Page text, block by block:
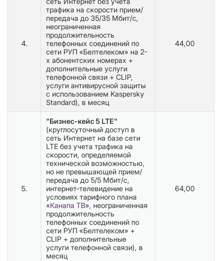
4.
трафика на скорости прием/
передача до 35/35 Мбит/с,
неограниченная
продолжительность
телефонных соединений по
сети РУП «Белтелеком» на 2-
х абонентских номерах +
дополнительные услуги
телефонной связи + CLIP,
услуги антивирусной защиты
с использованием Kaspersky
Standard), в месяц
44,00
5.
"Бизнес-кейс 5 LTE"
(круглосуточный доступ в
сеть Интернет на базе сети
LTE без учета трафика на
скорости, определяемой
технической возможностью,
но не превышающей прием/
передача до 5/5 Мбит/с,
интернет-телевидение на
условиях тарифного плана
«Канапа ТВ», неограниченная
продолжительность
телефонных соединений по
сети РУП «Белтелеком» +
CLIP + дополнительные
услуги телефонной связи), в
месяц
64,00